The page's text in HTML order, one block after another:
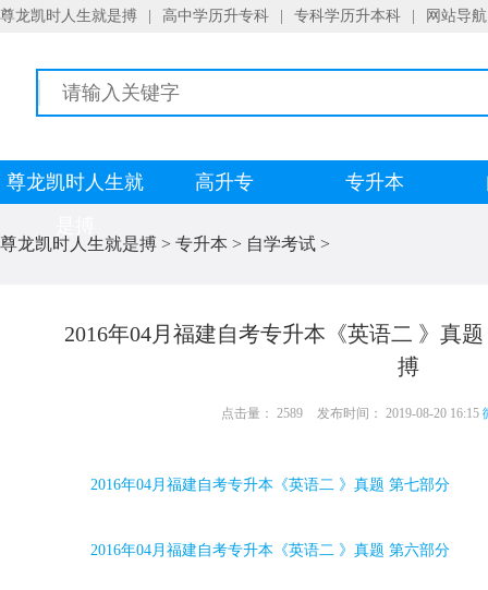
尊龙凯时人生就是搏 高中学历升专科 专科学历升本科 网站导航
尊龙凯时人生就
高升专 专升本
尊龙凯时人生就是搏 > 专升本 > 自学考试 >
2016年04月福建自考专升本《英语二 》真
搏
点击量： 2589 发布时间： 2019-08-20 16:15
2016年04月福建自考专升本《英语二 》真题 第七部分
2016年04月福建自考专升本《英语二 》真题 第六部分